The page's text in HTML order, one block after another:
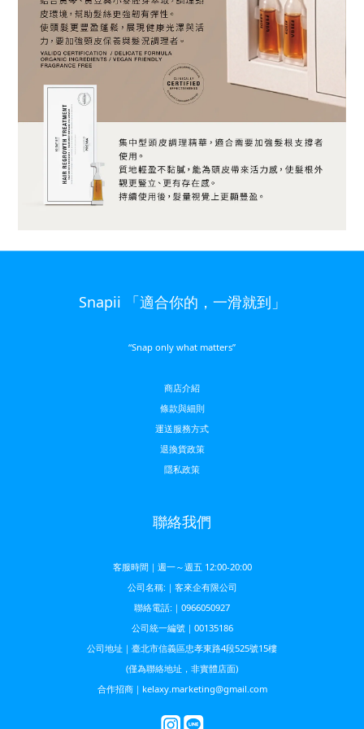
Snapii 「適合你的，一滑就到」
“Snap only what matters”
商店介紹
條款與細則
運送服務方式
退換貨政策
隱私政策
聯絡我們
客服時間｜週一～週五 12:00-20:00
公司名稱:｜客來企有限公司
聯絡電話:｜0966050927
公司統一編號｜00135186
公司地址｜臺北市信義區忠孝東路4段525號15樓
(僅為聯絡地址，非實體店面)
合作招商｜kelaxy.marketing@gmail.com